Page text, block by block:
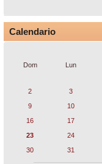
Calendario
Dom
Lun
2
3
9
10
16
17
23
24
30
31